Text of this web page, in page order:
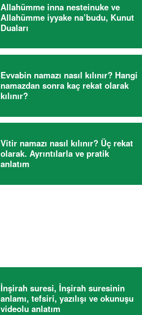
Allahümme inna nesteinuke ve
Allahümme iyyake na’budu, Kunut
Duaları
Evvabin namazı nasıl kılınır? Hangi
namazdan sonra kaç rekat olarak
kılınır?
Vitir namazı nasıl kılınır? Üç rekat
olarak. Ayrıntılarla ve pratik
anlatım
İnşirah suresi, İnşirah suresinin
anlamı, tefsiri, yazılışı ve okunuşu
videolu anlatım